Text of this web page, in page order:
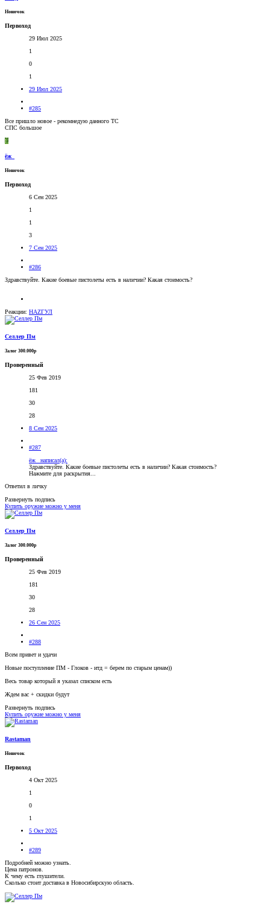
Новичок
Первоход
29 Июл 2025
1
0
1
29 Июл 2025
#285
Все пришло новое - рекомнедую данного ТС
СПС большое
Ё
ёж_
Новичок
Первоход
6 Сен 2025
1
1
3
7 Сен 2025
#286
Здравствуйте. Какие боевые пистолеты есть в наличии? Какая стоимость?
Реакции: НАZГУЛ
Селлер Пм
Залог 300.000р
Проверенный
25 Фев 2019
181
30
28
8 Сен 2025
#287
ёж_ написал(а):
Здравствуйте. Какие боевые пистолеты есть в наличии? Какая стоимость?
Нажмите для раскрытия...
Ответил в личку
Развернуть подпись
Купить оружие можно у меня
Селлер Пм
Залог 300.000р
Проверенный
25 Фев 2019
181
30
28
26 Сен 2025
#288
Всем привет и удачи
Новые поступление ПМ - Глоков - итд = берем по старым ценам))
Весь товар который я указал списком есть
Ждем вас + скидки будут
Развернуть подпись
Купить оружие можно у меня
Rastaman
Новичок
Первоход
4 Окт 2025
1
0
1
5 Окт 2025
#289
Подробней можно узнать.
Цена патронов.
К чему есть глушители.
Сколько стоит доставка в Новосибирскую область.